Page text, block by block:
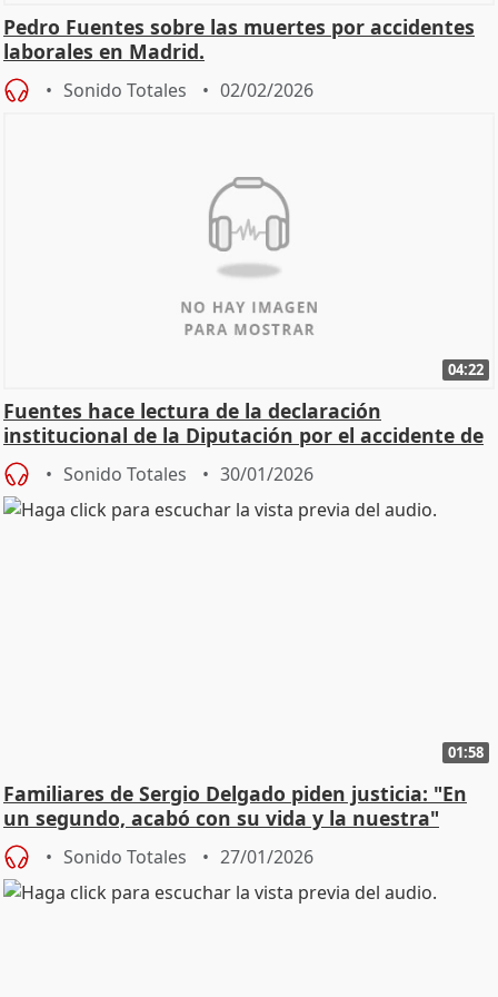
Pedro Fuentes sobre las muertes por accidentes
laborales en Madrid.
Sonido Totales 02/02/2026
04:22
Fuentes hace lectura de la declaración
institucional de la Diputación por el accidente de
Adamuz
Sonido Totales 30/01/2026
01:58
Familiares de Sergio Delgado piden justicia: "En
un segundo, acabó con su vida y la nuestra"
Sonido Totales 27/01/2026